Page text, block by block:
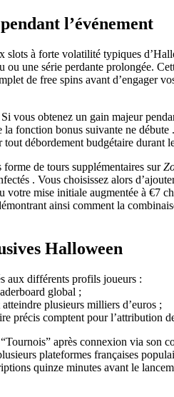
l’événement
à forte volatilité typiques
une série perdante prolongée.
de free spins avant d’engager
vous obtenez un gain majeur
fonction bonus suivante ne
débordement budgétaire durant
de tours supplémentaires sur
. Vous choisissez alors
mise initiale augmentée à €7
ainsi comment la
Halloween
aux différents profils joueurs :
global ;
plusieurs milliers d’euros ;
précis comptent pour l’attribution
après connexion via
plateformes françaises
quinze minutes avant le